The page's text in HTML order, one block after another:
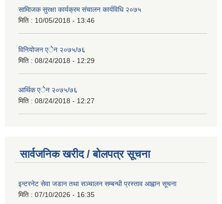
सामािजक सुरक्षा कार्यक्रम संचालन कार्यविधि २०७५
मिति : 10/05/2018 - 13:46
विनियोजन एेेन २०७५/७६
मिति : 08/24/2018 - 12:29
आर्थिक एेेन २०७५/७६
मिति : 08/24/2018 - 12:27
सार्वजनिक खरीद / बोलपत्र सूचना
इन्टरनेट सेवा जडान तथा सञ्चालन सम्बन्धी प्रस्ताव आह्वान सूचना
मिति : 07/10/2026 - 16:35